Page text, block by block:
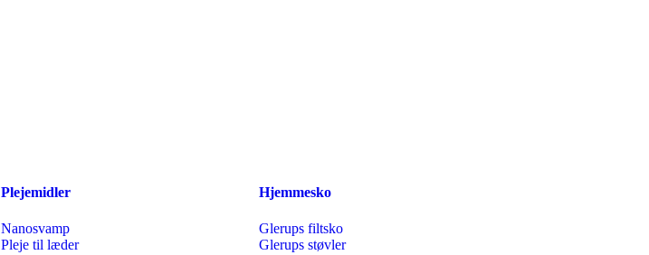
Plejemidler
Nanosvamp
Pleje til læder
Hjemmesko
Glerups filtsko
Glerups støvler